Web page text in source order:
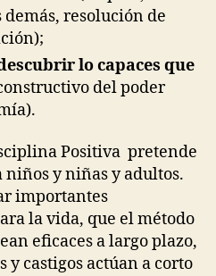
resolución de
lo capaces que
del poder
Positiva pretende
y niñas y adultos.
importantes
la vida, que el método
eficaces a largo plazo,
y castigos actúan a corto